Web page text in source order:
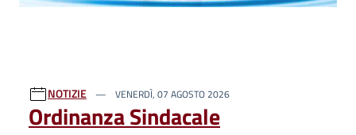
NOTIZIE VENERDÌ, 07 AGOSTO 2026
Ordinanza Sindacale